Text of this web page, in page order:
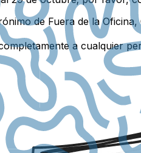
de Fuera de la
a cualquier